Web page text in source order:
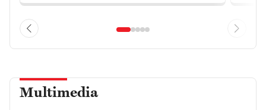
Multimedia